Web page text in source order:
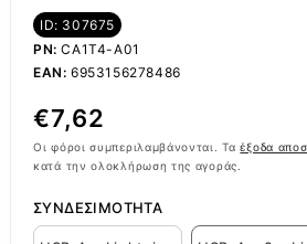
ID: 307675
PN: CA1T4-A01
EAN: 6953156278486
Κανονική
τιμή
€7,62
Οι φόροι συμπεριλαμβάνονται. Ταέξοδα
κατά την ολοκλήρωση της αγοράς.
ΣΥΝΔΕΣΙΜΌΤΗΤΑ